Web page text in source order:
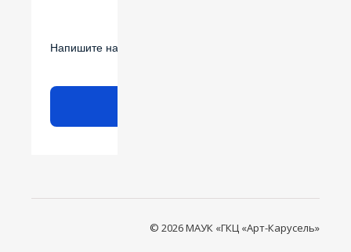
Напишите нам
© 2026 МАУК «ГКЦ «Арт-Карусель»